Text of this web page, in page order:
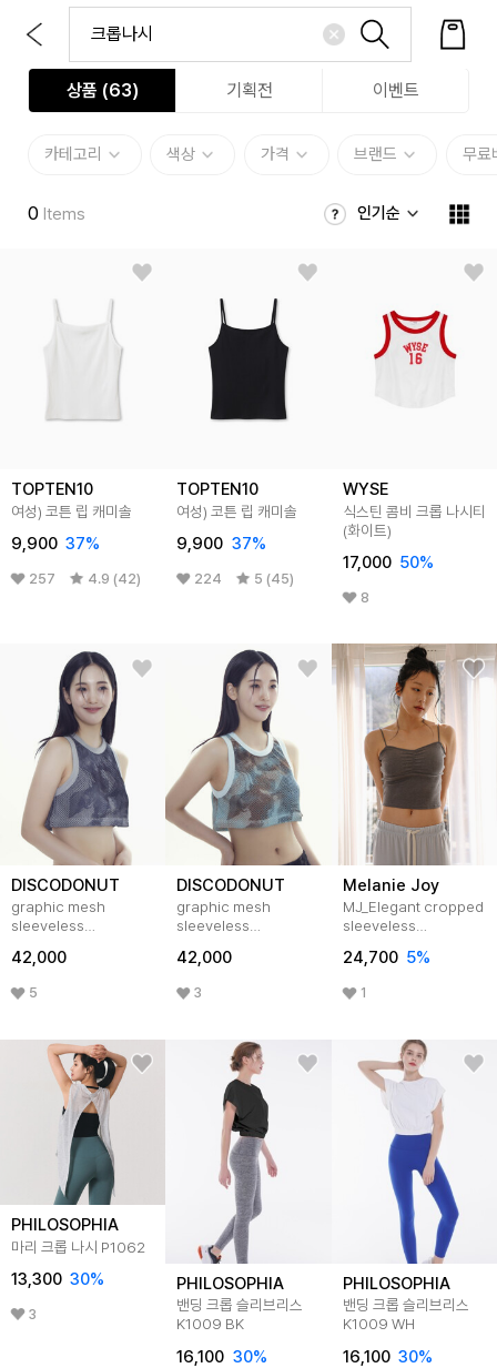
상품 (63) 기획전 이벤트
카테고리 색상 가격 브랜드 무료
0 Items 인기순
TOPTEN10
여성) 코튼 립 캐미솔
9,900 37%
257 4.9 (42)
TOPTEN10
여성) 코튼 립 캐미솔
9,900 37%
224 5 (45)
WYSE
식스틴 콤비 크롭 나시티
(화이트)
17,000 50%
8
DISCODONUT
graphic mesh
sleeveless
42,000
5
DISCODONUT
graphic mesh
sleeveless
42,000
3
Melanie Joy
MJ_Elegant cropped
sleeveless
24,700 5%
1
PHILOSOPHIA
마리 크롭 나시 P1062
13,300 30%
3
PHILOSOPHIA
밴딩 크롭 슬리브리스
K1009 BK
16,100 30%
PHILOSOPHIA
밴딩 크롭 슬리브리스
K1009 WH
16,100 30%